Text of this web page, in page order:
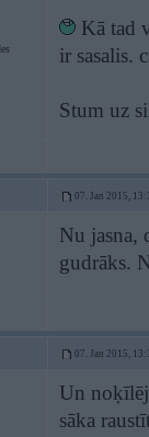
Kā tad
ir sasalis.
Stum uz
07. Jan 2015,
Nu jasna,
gudrāks.
07. Jan 2015,
Un
sāka